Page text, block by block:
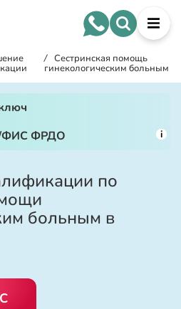
/ Сестринская помощь
гинекологическим больным
ФИС ФРДО
i
по
больным в